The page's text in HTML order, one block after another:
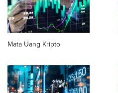
Mata Uang Kripto